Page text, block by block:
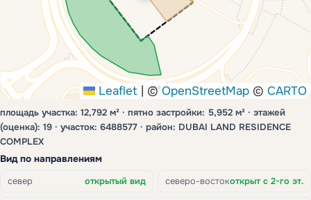
Leaflet | ©OpenStreetMap © CARTO
юг
площадь участка: 12,792 м² · пятно застройки: 5,952 м² · этажей
(оценка): 19 · участок: 6488577 · район: DUBAI LAND RESIDENCE
COMPLEX
Вид по направлениям
север открытый вид северо-востокоткрыт с 2-го эт.